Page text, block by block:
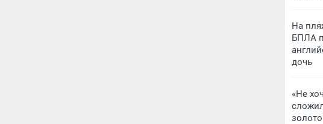
На
БПЛА
дочь
«Не